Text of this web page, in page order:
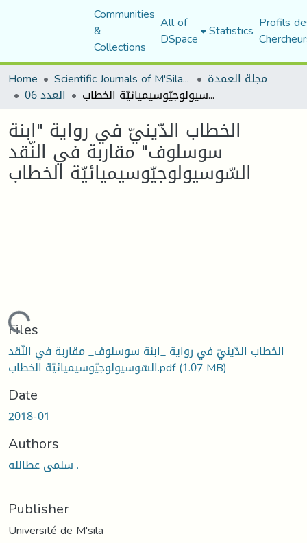
Communities
&
Collections
All of
DSpace Statistics Profils
Home
Scientific Journals of M'Sila University مجلة العمدة
العدد 06 الخطاب الدّينيّ في رواية "ابنة سوسلوف" مقاربة في النّقد السّوسيولوجيّوسيميائيّة الخطاب
الخطاب الدّينيّ في رواية "ابنة
سوسلوف" مقاربة في النّقد
السّوسيولوجيّوسيميائيّة الخطاب
Loading...
Files
الخطاب الدّينيّ في رواية _ابنة سوسلوف_ مقاربة في النّقد
السّوسيولوجيّوسيميائيّة الخطاب.pdf(1.07 MB)
Date
2018-01
Authors
سلمى عطالله .
Publisher
Université de M'sila